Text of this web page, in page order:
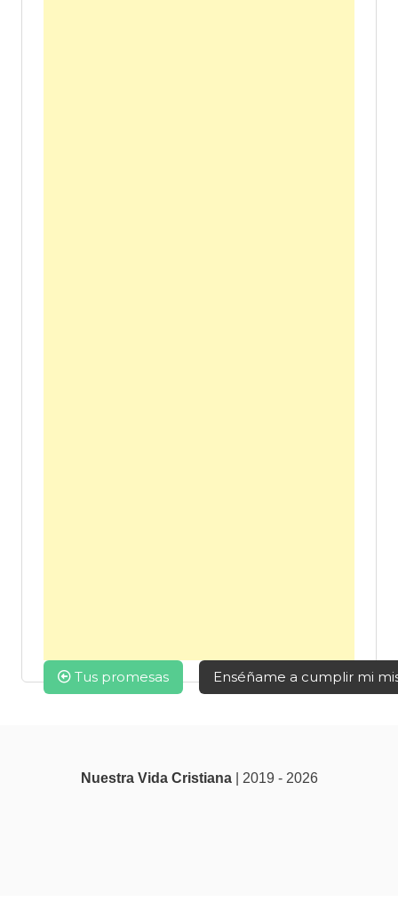
Navegación
de
Tus promesas Enséñame a cumplir mi
Nuestra Vida Cristiana| 2019 - 2026